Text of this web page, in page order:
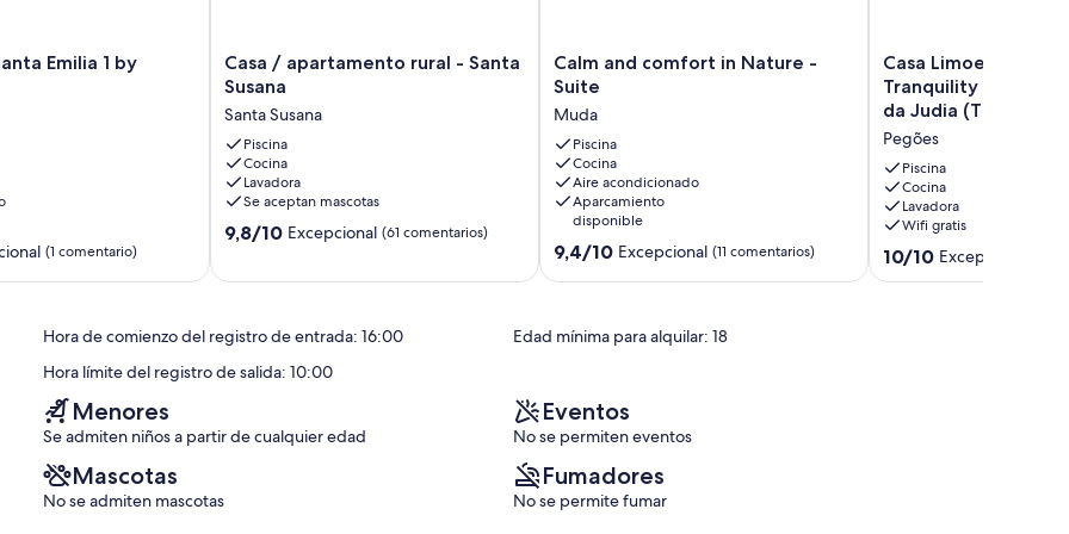
Emilia 1 by
(1 comentario)
Casa
/
rural
-
Santa
Susana
Santa
Susana
Casa / apartamento rural - Santa
Susana
Santa Susana
Piscina
Cocina
Lavadora
Se aceptan mascotas
9.8
9,8/10 Excepcional (61 comentarios)
Calm
and
in
Nature
-
Suite
Muda
Calm and comfort in Nature -
Suite
Muda
Piscina
Cocina
Aire acondicionado
Aparcamiento
disponible
9.4
(11 comentarios)
9,4/10 Excepcional (11 comentarios)
Casa
Limoeiro
–
and
Tranquility
for
4
Guests
|
Casa Limoeiro –
Tranquility for 4
da Judia (T2)
Pegões
Piscina
Cocina
Lavadora
Wifi gratis
10.0
sobre
10/10 Excepcional
Hora de comienzo del registro de entrada: 16:00
Edad mínima para alquilar: 18
Hora límite del registro de salida: 10:00
Menores
Se admiten niños a partir de cualquier edad
Eventos
No se permiten eventos
Mascotas
No se admiten mascotas
Fumadores
No se permite fumar